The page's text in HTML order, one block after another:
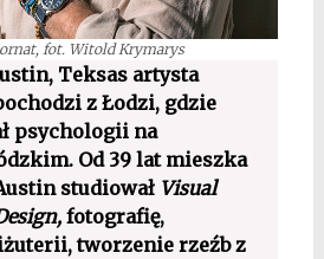
fot. Witold Krymarys
Teksas artysta
z Łodzi, gdzie
psychologii na
Od 39 lat mieszka
studiował Visual
fotografię,
tworzenie rzeźb z